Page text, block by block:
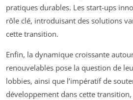
pratiques durables. Les start-ups
rôle clé, introduisant des solutions
cette transition.
Enfin, la dynamique croissante
renouvelables pose la question de
lobbies, ainsi que l’impératif de
développement dans cette